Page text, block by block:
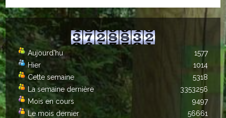
ASSOCIATIONS
Sportives
Loisirs et animations
Services
Culturelles
Aujourd'hu
Hier
Cette semaine
La semaine dernière
Mois en cours
Le mois dernier
1577
1014
5318
3353256
9497
56661